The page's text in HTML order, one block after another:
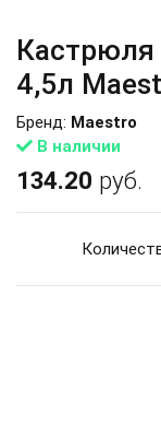
Кастрюля
4,5л
В наличии
Бренд: Maestro
134.20 руб.